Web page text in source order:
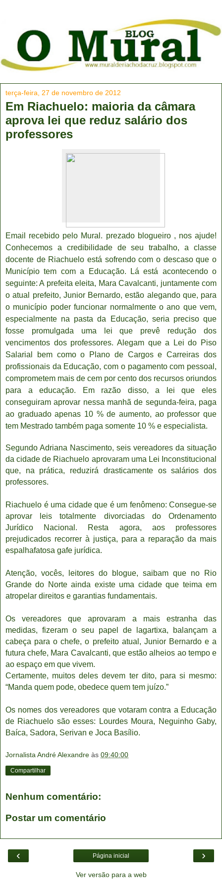
terça-feira, 27 de novembro de 2012
Em Riachuelo: maioria da câmara
aprova lei que reduz salário dos
professores
Email recebido pelo Mural. prezado blogueiro , nos ajude!
Conhecemos a credibilidade de seu trabalho, a classe
docente de Riachuelo está sofrendo com o descaso que o
Município tem com a Educação. Lá está acontecendo o
seguinte: A prefeita eleita, Mara Cavalcanti, juntamente com
o atual prefeito, Junior Bernardo, estão alegando que, para
o município poder funcionar normalmente o ano que vem,
especialmente na pasta da Educação, seria preciso que
fosse promulgada uma lei que prevê redução dos
vencimentos dos professores. Alegam que a Lei do Piso
Salarial bem como o Plano de Cargos e Carreiras dos
profissionais da Educação, com o pagamento com pessoal,
comprometem mais de cem por cento dos recursos oriundos
para a educação. Em razão disso, a lei que eles
conseguiram aprovar nessa manhã de segunda-feira, paga
ao graduado apenas 10 % de aumento, ao professor que
tem Mestrado também paga somente 10 % e especialista.
Segundo Adriana Nascimento, seis vereadores da situação
da cidade de Riachuelo aprovaram uma Lei Inconstitucional
que, na prática, reduzirá drasticamente os salários dos
professores.
Riachuelo é uma cidade que é um fenômeno: Consegue-se
aprovar leis totalmente divorciadas do Ordenamento
Jurídico Nacional. Resta agora, aos professores
prejudicados recorrer à justiça, para a reparação da mais
espalhafatosa gafe jurídica.
Atenção, vocês, leitores do blogue, saibam que no Rio
Grande do Norte ainda existe uma cidade que teima em
atropelar direitos e garantias fundamentais.
Os vereadores que aprovaram a mais estranha das
medidas, fizeram o seu papel de lagartixa, balançam a
cabeça para o chefe, o prefeito atual, Junior Bernardo e a
futura chefe, Mara Cavalcanti, que estão alheios ao tempo e
ao espaço em que vivem.
Certamente, muitos deles devem ter dito, para si mesmo:
“Manda quem pode, obedece quem tem juízo.”
Os nomes dos vereadores que votaram contra a Educação
de Riachuelo são esses: Lourdes Moura, Neguinho Gaby,
Baíca, Sadora, Serivan e Joca Basílio.
Jornalista André Alexandre às 09:40:00
Compartilhar
Nenhum comentário:
Postar um comentário
‹ ›
Página inicial
Ver versão para a web